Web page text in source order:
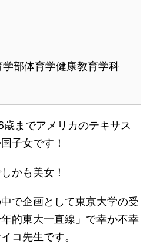
部体育学健康教育学科
までアメリカのテキサス
子女です！
かも美女！
で企画として東京大学の受
的東大一直線」で幸か不幸
コ先生です。